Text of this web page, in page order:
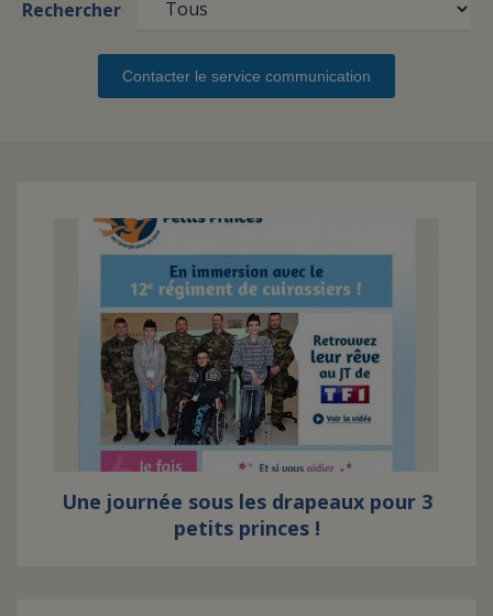
FAIRE UN DON
BÉNÉVOLE
UN PETIT PRINCE
Rechercher
Contacter le service communication
Une journée sous les drapeaux pour 3
petits princes !